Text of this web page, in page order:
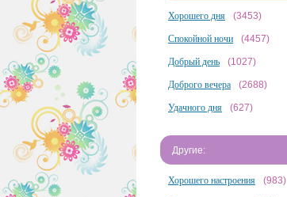
Хорошего дня (3453)
Спокойной ночи (4457)
Добрый день (1027)
Доброго вечера (2688)
Удачного дня (627)
Другие:
Хорошего настроения (983)